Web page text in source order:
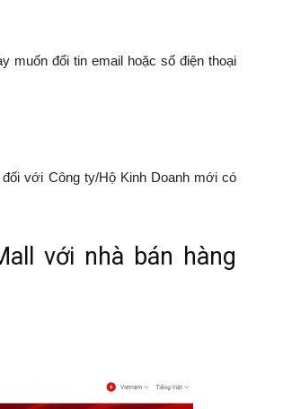
muốn đổi tin email hoặc số điện thoại
với Công ty/Hộ Kinh Doanh mới có
với nhà bán hàng